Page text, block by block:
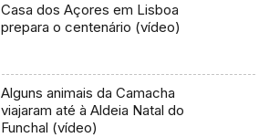
Casa dos Açores em Lisboa
prepara o centenário (vídeo)
Alguns animais da Camacha
viajaram até à Aldeia Natal do
Funchal (vídeo)